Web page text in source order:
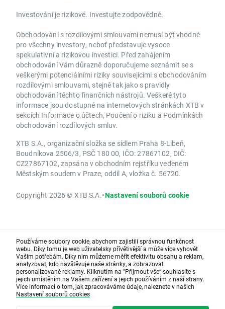
Investování je rizikové. Investujte zodpovědně.
Obchodování s rozdílovými smlouvami nemusí být vhodné
pro všechny investory, neboť představuje vysoce
spekulativní a rizikovou investici. Před zahájením
obchodování Vám důrazně doporučujeme seznámit se s
veškerými potenciálními riziky souvisejícími s obchodováním
rozdílovými smlouvami, stejně tak jako s pravidly
obchodování těchto finančních nástrojů. Veškeré tyto
informace jsou dostupné na internetových stránkách XTB v
sekcích Informace o účtech, Poučení o riziku a Podmínkách
obchodování rozdílových smluv.
XTB S.A., organizační složka se sídlem Praha 8-Libeň,
Boudníkova 2506/3, PSČ 180 00, IČO: 27867102, DIČ:
CZ27867102, zapsána v obchodním rejstříku vedeném
Městským soudem v Praze, oddíl A, vložka č. 56720.
Copyright 2026 © XTB S.A.•Nastavení souborů cookie
Používáme soubory cookie, abychom zajistili správnou funkčnost
webu. Díky tomu je web uživatelsky přívětivější a může více vyhovět
Vašim potřebám. Díky nim můžeme měřit efektivitu obsahu a reklam,
analyzovat, kdo navštěvuje naše stránky, a zobrazovat
personalizované reklamy. Kliknutím na "Přijmout vše“ souhlasíte s
jejich umístěním na Vašem zařízení a jejich používáním z naší strany.
Více informací o tom, jak zpracováváme údaje, naleznete v našich
Nastavení souborů cookies